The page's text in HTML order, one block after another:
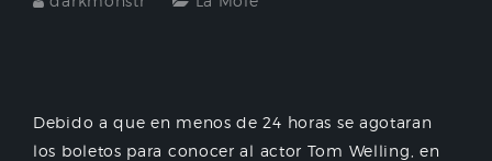
Debido a que en menos de 24 horas se agotaran
los boletos para conocer al actor Tom Welling, en